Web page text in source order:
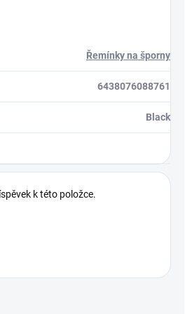
Řemínky na šporny
6438076088761
Black
k této položce.